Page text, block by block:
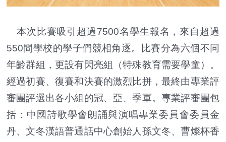
本次比賽吸引超過7500名學生報名，來自超過
550間學校的學子們競相角逐。比賽分為六個不同
年齡群組，更設有閃亮組（特殊教育需要學童）。
經過初賽、復賽和決賽的激烈比拼，最終由專業評
審團評選出各小組的冠、亞、季軍。專業評審團包
括：中國詩歌學會朗誦與演唱專業委員會委員金
丹、文冬漢語普通話中心創始人孫文冬、曹燦杯香